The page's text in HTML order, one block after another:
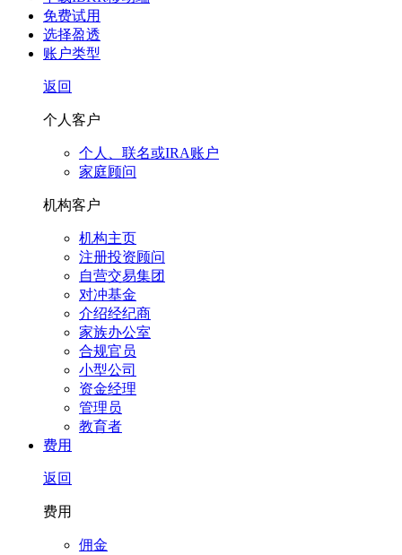
免费试用
选择盈透
账户类型
返回
个人客户
个人、联名或IRA账户
家庭顾问
机构客户
机构主页
注册投资顾问
自营交易集团
对冲基金
介绍经纪商
家族办公室
合规官员
小型公司
资金经理
管理员
教育者
费用
返回
费用
佣金